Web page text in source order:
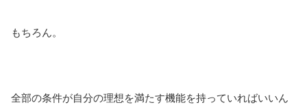
もちろん。
全部の条件が自分の理想を満たす機能を持っていればいいん